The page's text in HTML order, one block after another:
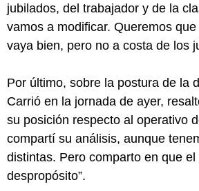
jubilados, del trabajador y de la
vamos a modificar. Queremos
vaya bien, pero no a costa de los
Por último, sobre la postura de la
Carrió en la jornada de ayer,
su posición respecto al operativo
compartí su análisis, aunque
distintas. Pero comparto en que
despropósito”.